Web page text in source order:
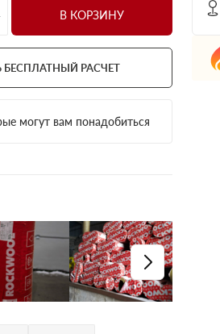
В КОРЗИНУ
РАСЧЕТ
могут вам понадобиться